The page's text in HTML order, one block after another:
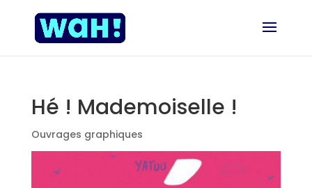
Hé ! Mademoiselle !
Ouvrages graphiques